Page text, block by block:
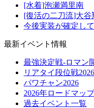
[水着]泡瀬満里南
[復活の二刀流]大谷
今後実装が確定し
最新イベント情報
最強決定戦-ロマン
リアタイ段位戦
パワチャン2026
2026年ロードマッ
過去イベント一覧